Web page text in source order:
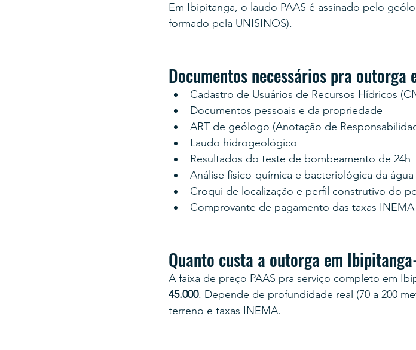
Em Ibipitanga, o laudo PAAS é assinado pelo
formado pela UNISINOS).
Documentos necessários pra outorga
Cadastro de Usuários de Recursos Hídricos
Documentos pessoais e da propriedade
ART de geólogo (Anotação de
Laudo hidrogeológico
Resultados do teste de bombeamento de 24h
Análise físico-química e bacteriológica da água
Croqui de localização e perfil construtivo do
Comprovante de pagamento das taxas INEMA
Quanto custa a outorga em
A faixa de preço PAAS pra serviço completo em
45.000. Depende de profundidade real (70 a 200
terreno e taxas INEMA.